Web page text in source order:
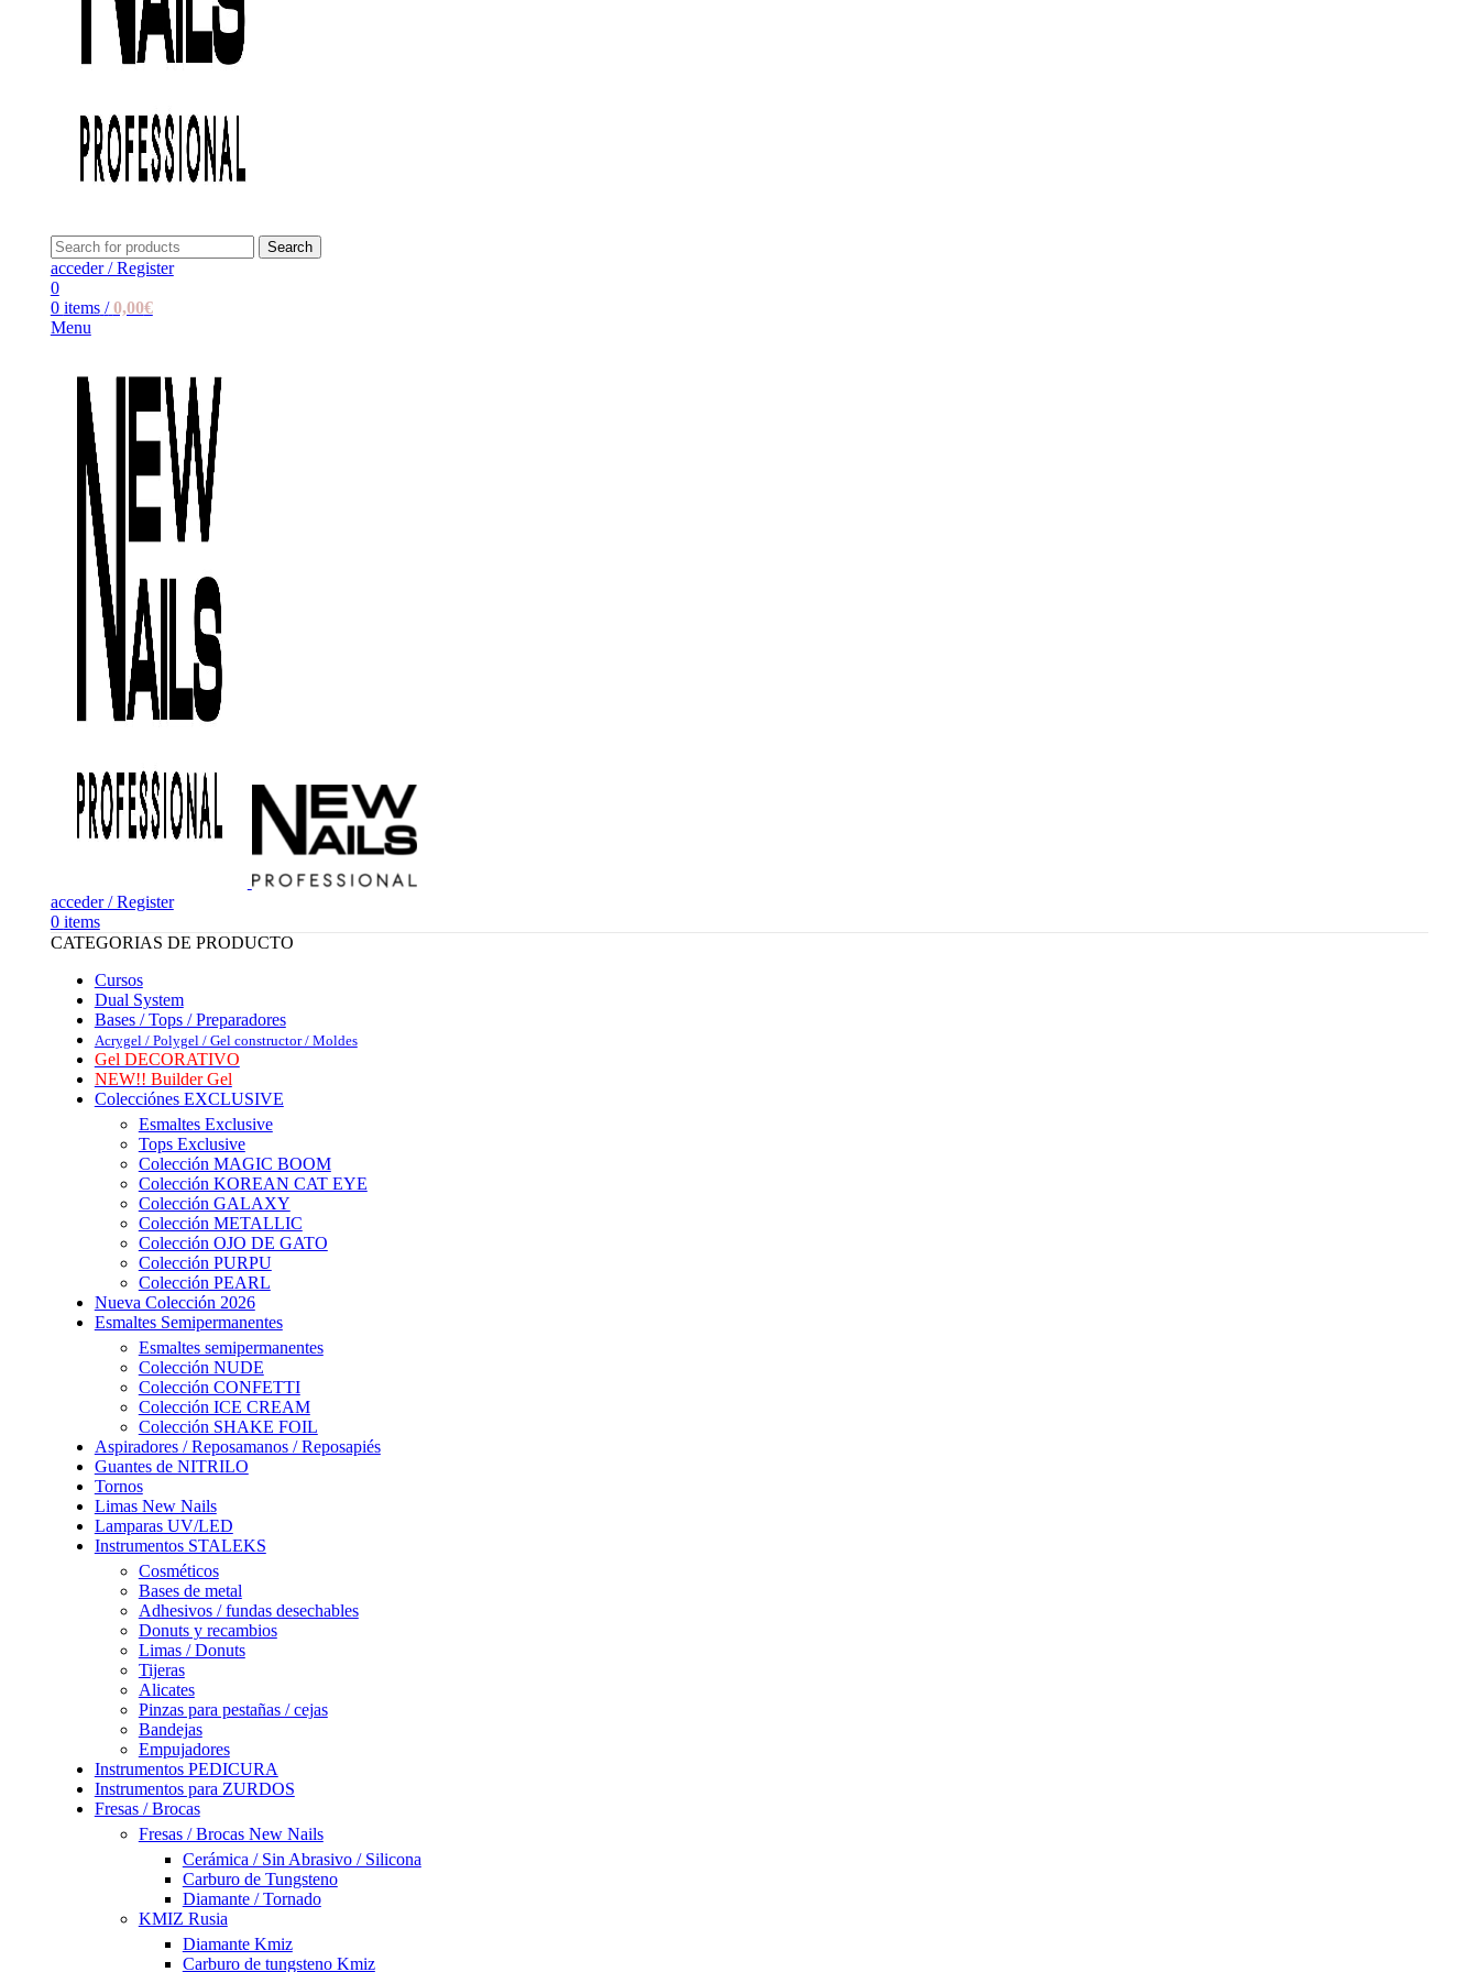
Search
acceder / Register
0
0 items / 0,00€
Menu
acceder / Register
0 items
CATEGORIAS DE PRODUCTO
Cursos
Dual System
Bases / Tops / Preparadores
Acrygel / Polygel / Gel constructor / Moldes
Gel DECORATIVO
NEW!! Builder Gel
Colecciónes EXCLUSIVE
Esmaltes Exclusive
Tops Exclusive
Colección MAGIC BOOM
Colección KOREAN CAT EYE
Colección GALAXY
Colección METALLIC
Colección OJO DE GATO
Colección PURPU
Colección PEARL
Nueva Colección 2026
Esmaltes Semipermanentes
Esmaltes semipermanentes
Colección NUDE
Colección CONFETTI
Colección ICE CREAM
Colección SHAKE FOIL
Aspiradores / Reposamanos / Reposapiés
Guantes de NITRILO
Tornos
Limas New Nails
Lamparas UV/LED
Instrumentos STALEKS
Cosméticos
Bases de metal
Adhesivos / fundas desechables
Donuts y recambios
Limas / Donuts
Tijeras
Alicates
Pinzas para pestañas / cejas
Bandejas
Empujadores
Instrumentos PEDICURA
Instrumentos para ZURDOS
Fresas / Brocas
Fresas / Brocas New Nails
Cerámica / Sin Abrasivo / Silicona
Carburo de Tungsteno
Diamante / Tornado
KMIZ Rusia
Diamante Kmiz
Carburo de tungsteno Kmiz